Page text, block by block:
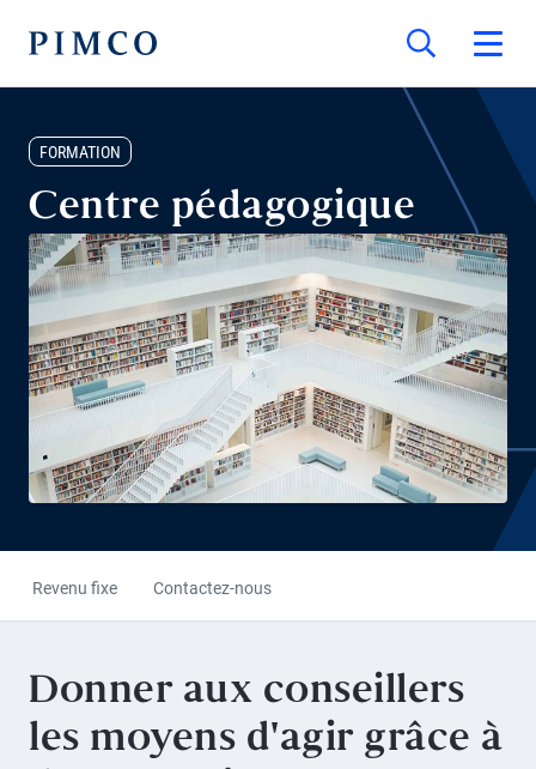
FORMATION
Centre pédagogique
Revenu fixe Contactez-nous
Donner aux conseillers
les moyens d'agir grâce à